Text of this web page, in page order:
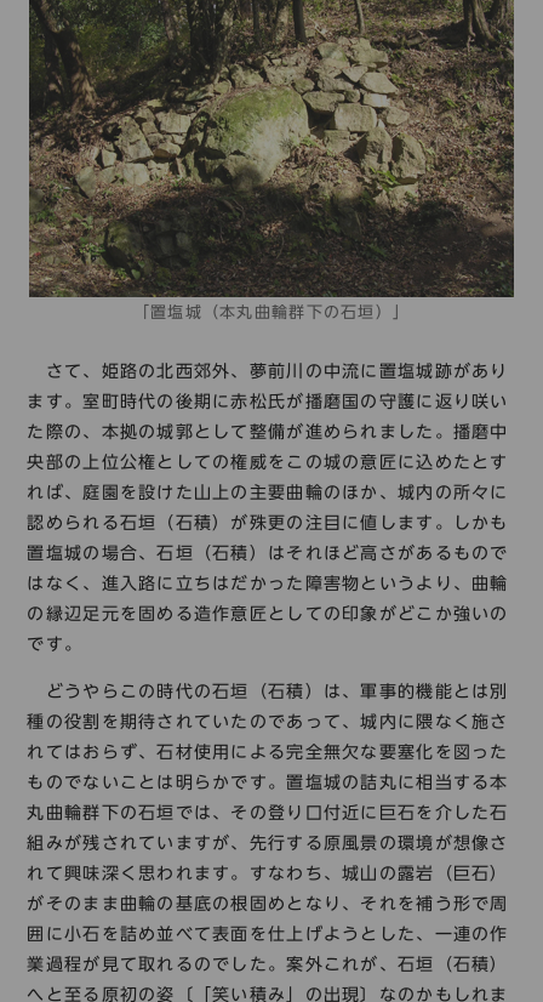
「置塩城（本丸曲輪群下の石垣）」
さて、姫路の北西郊外、夢前川の中流に置塩城跡があり
ます。室町時代の後期に赤松氏が播磨国の守護に返り咲い
た際の、本拠の城郭として整備が進められました。播磨中
央部の上位公権としての権威をこの城の意匠に込めたとす
れば、庭園を設けた山上の主要曲輪のほか、城内の所々に
認められる石垣（石積）が殊更の注目に値します。しかも
置塩城の場合、石垣（石積）はそれほど高さがあるもので
はなく、進入路に立ちはだかった障害物というより、曲輪
の縁辺足元を固める造作意匠としての印象がどこか強いの
です。
どうやらこの時代の石垣（石積）は、軍事的機能とは別
種の役割を期待されていたのであって、城内に隈なく施さ
れてはおらず、石材使用による完全無欠な要塞化を図った
ものでないことは明らかです。置塩城の詰丸に相当する本
丸曲輪群下の石垣では、その登り口付近に巨石を介した石
組みが残されていますが、先行する原風景の環境が想像さ
れて興味深く思われます。すなわち、城山の露岩（巨石）
がそのまま曲輪の基底の根固めとなり、それを補う形で周
囲に小石を詰め並べて表面を仕上げようとした、一連の作
業過程が見て取れるのでした。案外これが、石垣（石積）
へと至る原初の姿〔「笑い積み」の出現〕なのかもしれま